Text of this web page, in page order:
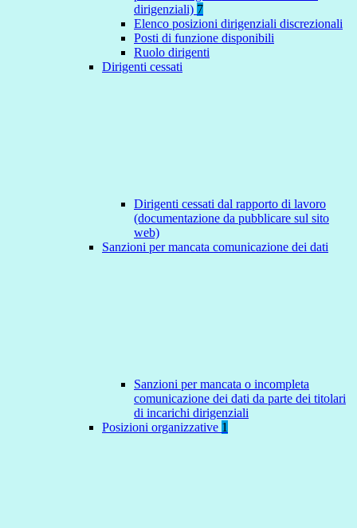
dirigenziali) 7
Elenco posizioni dirigenziali discrezionali
Posti di funzione disponibili
Ruolo dirigenti
Dirigenti cessati
Dirigenti cessati dal rapporto di lavoro
(documentazione da pubblicare sul sito
web)
Sanzioni per mancata comunicazione dei dati
Sanzioni per mancata o incompleta
comunicazione dei dati da parte dei titolari
di incarichi dirigenziali
Posizioni organizzative 1